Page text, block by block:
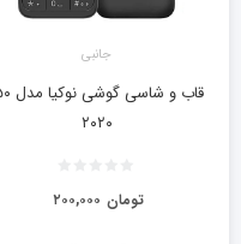
جانبی
قاب و
۲۰۲۰
۲۰۰,۰۰۰ تومان